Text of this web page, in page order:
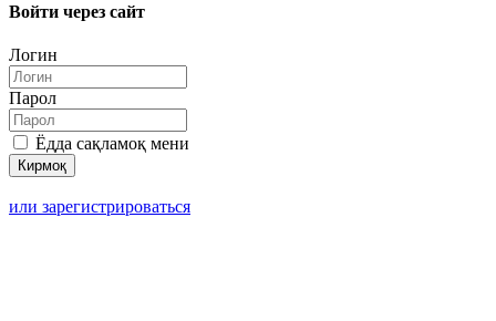
Войти через сайт
Логин
Парол
Ёдда сақламоқ мени
или зарегистрироваться